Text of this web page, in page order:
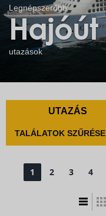
Legnépszerűbb
Hajóút
utazások
UTAZÁS
TALÁLATOK SZŰRÉSE
1 2 3 4